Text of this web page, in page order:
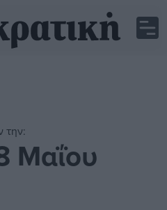
την:
Μαΐου